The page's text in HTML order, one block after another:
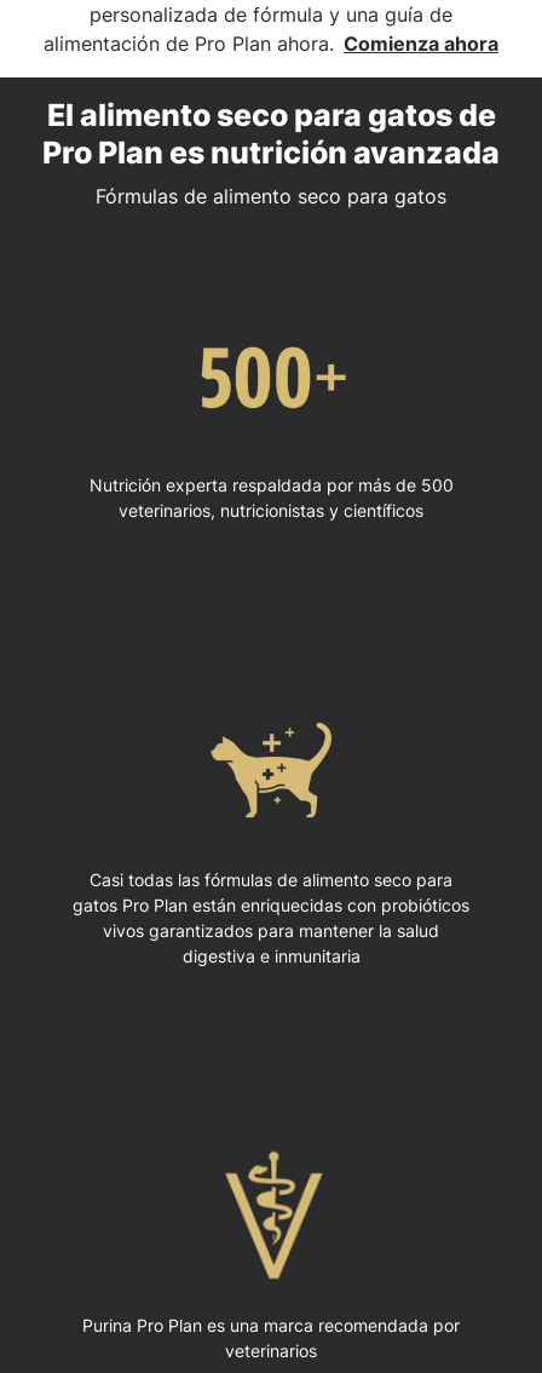
personalizada de fórmula y una guía de
alimentación de Pro Plan ahora. Comienza ahora
El alimento seco para gatos de
Pro Plan es nutrición avanzada
Fórmulas de alimento seco para gatos
Nutrición experta respaldada por más de 500
veterinarios, nutricionistas y científicos
Casi todas las fórmulas de alimento seco para
gatos Pro Plan están enriquecidas con probióticos
vivos garantizados para mantener la salud
digestiva e inmunitaria
Purina Pro Plan es una marca recomendada por
veterinarios